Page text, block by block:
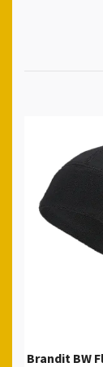
Brandit BW